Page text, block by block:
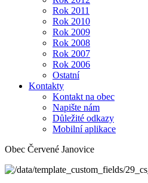
Rok 2011
Rok 2010
Rok 2009
Rok 2008
Rok 2007
Rok 2006
Ostatní
Kontakty
Kontakt na obec
Napište nám
Důležité odkazy
Mobilní aplikace
Obec Červené Janovice